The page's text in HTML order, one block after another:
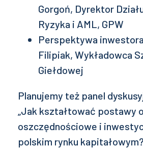
Gorgoń, Dyrektor
Ryzyka i AML, GPW
Perspektywa
Filipiak, Wykładowca
Giełdowej
Planujemy też panel
„Jak kształtować postawy
oszczędnościowe i
polskim rynku